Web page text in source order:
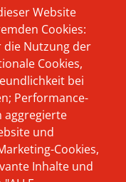
Website
Cookies:
die Nutzung der
Cookies,
bei
Performance-
aggregierte
und
Cookies,
Inhalte und
schon immer
wollte, wer
was sich
hinter
Wynen